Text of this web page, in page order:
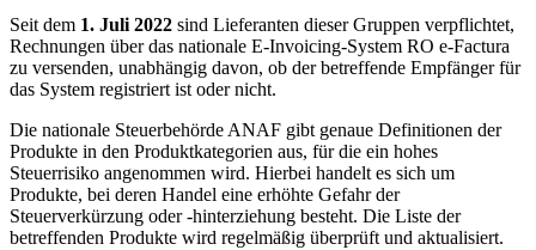
Seit dem 1. Juli 2022 sind Lieferanten dieser Gruppen verpflichtet,
Rechnungen über das nationale E-Invoicing-System RO e-Factura
zu versenden, unabhängig davon, ob der betreffende Empfänger für
das System registriert ist oder nicht.
Die nationale Steuerbehörde ANAF gibt genaue Definitionen der
Produkte in den Produktkategorien aus, für die ein hohes
Steuerrisiko angenommen wird. Hierbei handelt es sich um
Produkte, bei deren Handel eine erhöhte Gefahr der
Steuerverkürzung oder -hinterziehung besteht. Die Liste der
betreffenden Produkte wird regelmäßig überprüft und aktualisiert.